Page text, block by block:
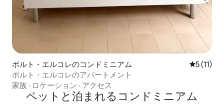
ポルト・エルコレのコンドミニアム レビュー
5 (11)
ポルト・エルコレのアパートメント
家族 · ロケーション · アクセス
ペットと泊まれるコンドミニアム